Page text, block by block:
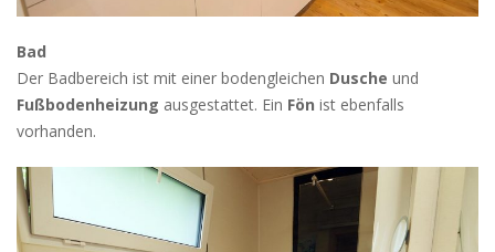
Bad
Der Badbereich ist mit einer bodengleichen Dusche und
Fußbodenheizung ausgestattet. Ein Fön ist ebenfalls
vorhanden.